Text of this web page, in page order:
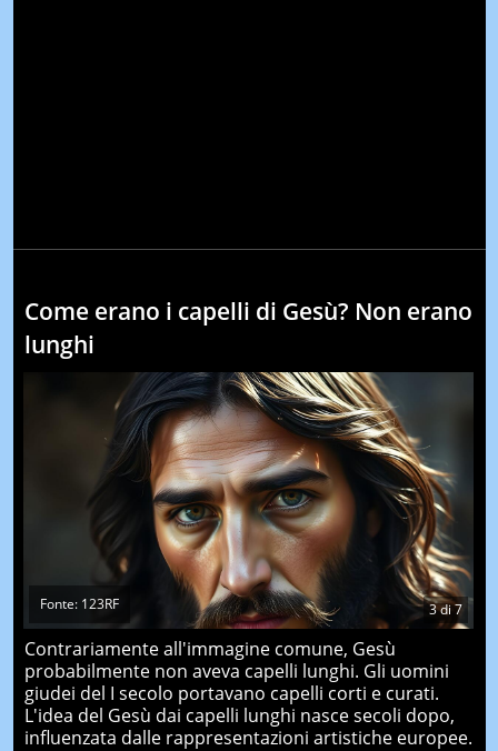
Come erano i capelli di Gesù? Non erano
lunghi
3di7
Fonte: 123RF
Contrariamente all'immagine comune, Gesù
probabilmente non aveva capelli lunghi. Gli uomini
giudei del I secolo portavano capelli corti e curati.
L'idea del Gesù dai capelli lunghi nasce secoli dopo,
influenzata dalle rappresentazioni artistiche europee.